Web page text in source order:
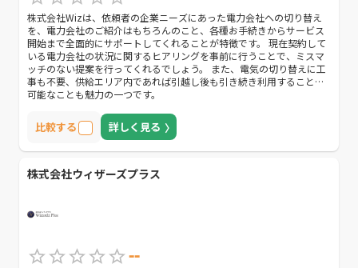
株式会社Wizは、依頼者の企業ニーズにあった電力会社への切り替え
を、電力会社のご紹介はもちろんのこと、各種お手続きからサービス
開始まで全面的にサポートしてくれることが特徴です。 現在契約して
いる電力会社の状況に関するヒアリングを事前に行うことで、ミスマ
ッチのない提案を行ってくれるでしょう。 また、電気の切り替えに工
事も不要、供給エリア内であれば引越し後も引き続き利用することが
可能なことも魅力の一つです。
比較する 詳しく見る
株式会社ウィザーズプラス
--